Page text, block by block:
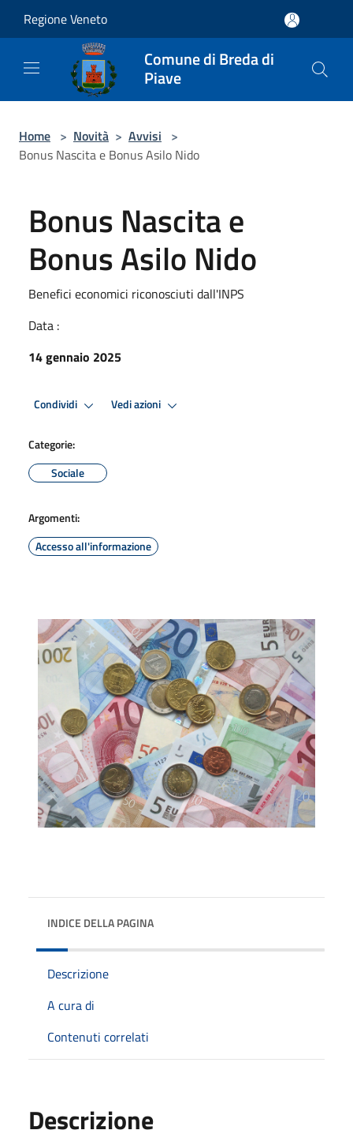
Regione Veneto
Comune di Breda di
Piave
Home > Novità > Avvisi >
Bonus Nascita e Bonus Asilo Nido
Bonus Nascita e
Bonus Asilo Nido
Benefici economici riconosciuti dall'INPS
Data :
14 gennaio 2025
Condividi Vedi azioni
Categorie:
Sociale
Argomenti:
Accesso all'informazione
INDICE DELLA PAGINA
Descrizione
A cura di
Contenuti correlati
Descrizione